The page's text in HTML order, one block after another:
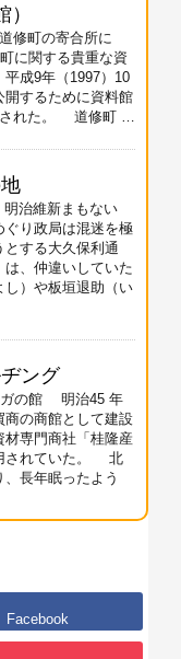
修町の寄合所に
に関する貴重な資
成9年（1997）10
開するために資料館
された。 道修町 …
治維新まもない
ぐり政局は混迷を極
する大久保利通
は、仲違いしていた
し）や板垣退助（い
ング
ガの館 明治45 年
商の商館として建設
材専門商社「桂隆産
されていた。 北
長年眠ったよう
Facebook